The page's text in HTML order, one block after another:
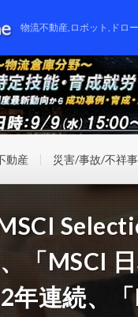
物流不動産,ロボット,ドロ
動産 災害/事故/不祥事
「MSCI
年連続、